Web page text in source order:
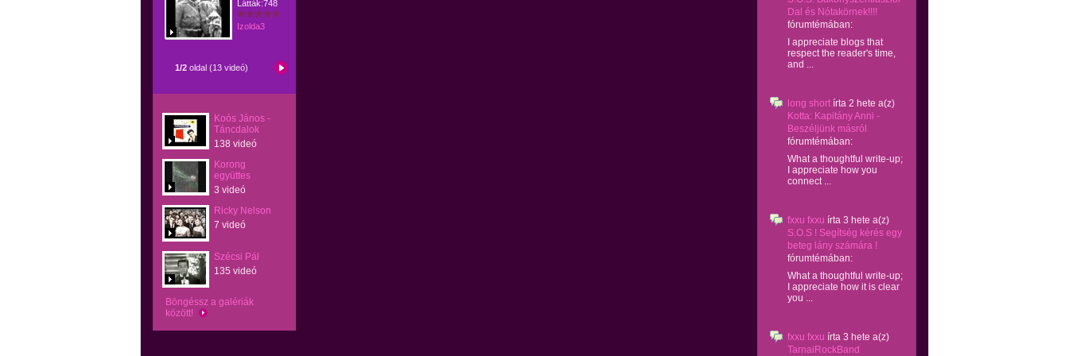
Látták:748
Izolda3
1/2 oldal (13 videó)
Koós János -
Táncdalok
138 videó
Korong
együttes
3 videó
Ricky Nelson
7 videó
Szécsi Pál
135 videó
Böngéssz a galériák
között!
Dal és Nótakörnek!!!!
fórumtémában:
I appreciate blogs that
respect the reader's time,
and ...
long short írta 2 hete a(z)
Kotta: Kapitány Anni -
Beszéljünk másról
fórumtémában:
What a thoughtful write-up;
I appreciate how you
connect ...
fxxu fxxu írta 3 hete a(z)
S.O.S ! Segítség kérés egy
beteg lány számára !
fórumtémában:
What a thoughtful write-up;
I appreciate how it is clear
you ...
fxxu fxxu írta 3 hete a(z)
TarnaiRockBand